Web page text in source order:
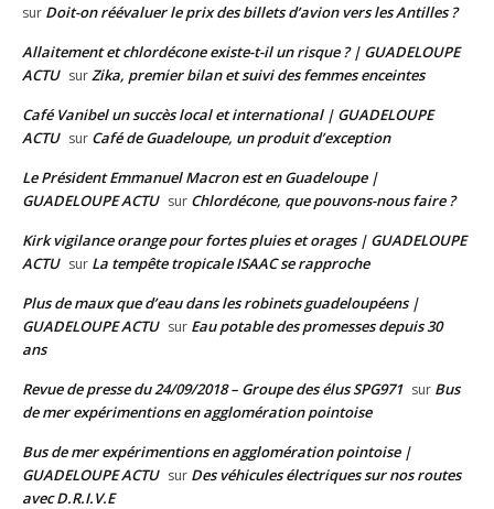
sur Doit-on réévaluer le prix des billets d’avion vers les Antilles ?
Allaitement et chlordécone existe-t-il un risque ? | GUADELOUPE
ACTU sur Zika, premier bilan et suivi des femmes enceintes
Café Vanibel un succès local et international | GUADELOUPE
ACTU sur Café de Guadeloupe, un produit d’exception
Le Président Emmanuel Macron est en Guadeloupe |
GUADELOUPE ACTU sur Chlordécone, que pouvons-nous faire ?
Kirk vigilance orange pour fortes pluies et orages | GUADELOUPE
ACTU sur La tempête tropicale ISAAC se rapproche
Plus de maux que d’eau dans les robinets guadeloupéens |
GUADELOUPE ACTU sur Eau potable des promesses depuis 30
ans
Revue de presse du 24/09/2018 – Groupe des élus SPG971 sur Bus
de mer expérimentions en agglomération pointoise
Bus de mer expérimentions en agglomération pointoise |
GUADELOUPE ACTU sur Des véhicules électriques sur nos routes
avec D.R.I.V.E